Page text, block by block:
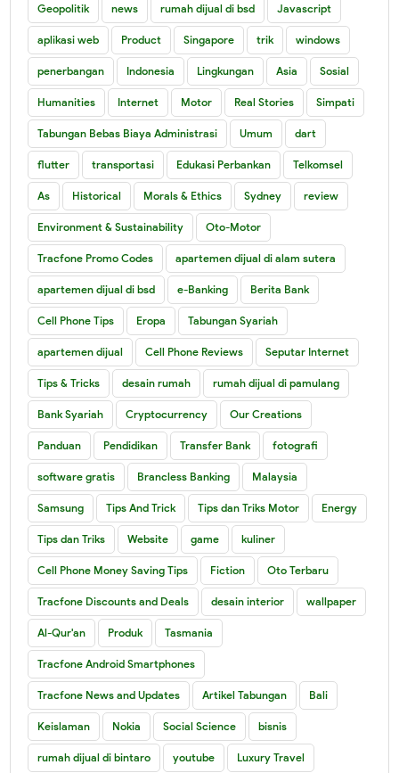
Geopolitik news rumah dijual di bsd Javascript
aplikasi web Product Singapore trik windows
penerbangan Indonesia Lingkungan Asia Sosial
Humanities Internet Motor Real Stories Simpati
Tabungan Bebas Biaya Administrasi Umum dart
flutter transportasi Edukasi Perbankan Telkomsel
As Historical Morals & Ethics Sydney review
Environment & Sustainability Oto-Motor
Tracfone Promo Codes apartemen dijual di alam sutera
apartemen dijual di bsd e-Banking Berita Bank
Cell Phone Tips Eropa Tabungan Syariah
apartemen dijual Cell Phone Reviews Seputar Internet
Tips & Tricks desain rumah rumah dijual di pamulang
Bank Syariah Cryptocurrency Our Creations
Panduan Pendidikan Transfer Bank fotografi
software gratis Brancless Banking Malaysia
Samsung Tips And Trick Tips dan Triks Motor Energy
Tips dan Triks Website game kuliner
Cell Phone Money Saving Tips Fiction Oto Terbaru
Tracfone Discounts and Deals desain interior wallpaper
Al-Qur'an Produk Tasmania
Tracfone Android Smartphones
Tracfone News and Updates Artikel Tabungan Bali
Keislaman Nokia Social Science bisnis
rumah dijual di bintaro youtube Luxury Travel